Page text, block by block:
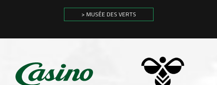
> MUSÉE DES VERTS